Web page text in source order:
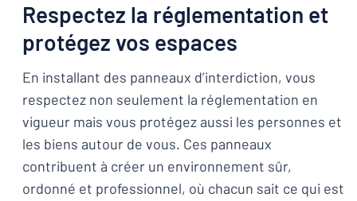
Respectez la réglementation et
protégez vos espaces
En installant des panneaux d’interdiction, vous
respectez non seulement la réglementation en
vigueur mais vous protégez aussi les personnes et
les biens autour de vous. Ces panneaux
contribuent à créer un environnement sûr,
ordonné et professionnel, où chacun sait ce qui est